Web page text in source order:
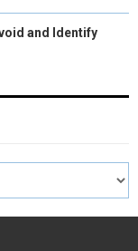
and Identify